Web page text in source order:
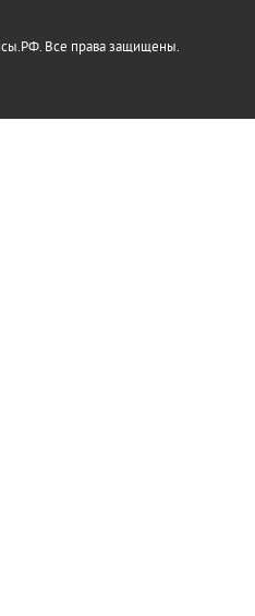
Все права защищены.